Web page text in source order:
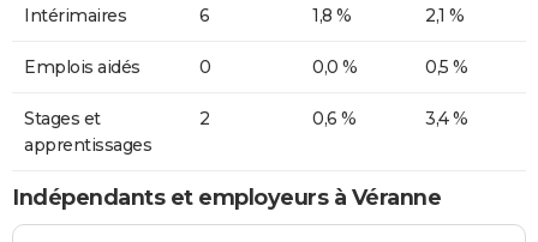
Intérimaires 6 1,8 % 2,1 %
Emplois aidés 0 0,0 % 0,5 %
Stages et
apprentissages
2 0,6 % 3,4 %
Indépendants et employeurs à Véranne